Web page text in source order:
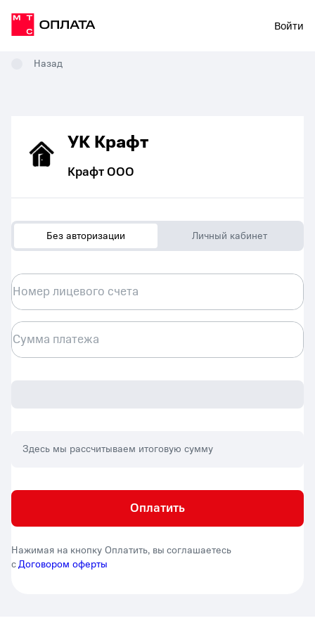
Войти
Назад
УК Крафт
Крафт ООО
Без авторизации Личный кабинет
Номер лицевого счета
Сумма платежа
Здесь мы рассчитываем итоговую сумму
Нажимая на кнопку Оплатить, вы соглашаетесь
сДоговором оферты
Оплатить